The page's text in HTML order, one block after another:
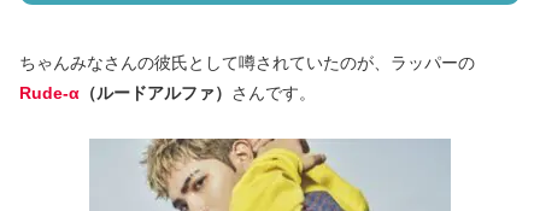
ちゃんみなさんの彼氏として噂されていたのが、ラッパーの
Rude-α （ルードアルファ） さんです。